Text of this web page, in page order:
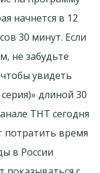
начнется в 12
30 минут. Если
не забудьте
увидеть
длиной 30
ТНТ сегодня
потратить время
в России